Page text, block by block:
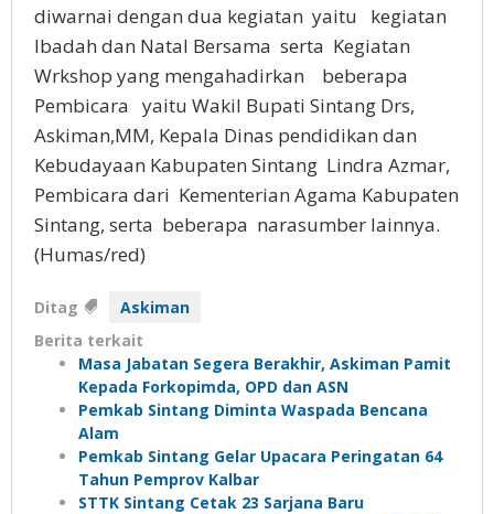
diwarnai dengan dua kegiatan yaitu kegiatan
Ibadah dan Natal Bersama serta Kegiatan
Wrkshop yang mengahadirkan beberapa
Pembicara yaitu Wakil Bupati Sintang Drs,
Askiman,MM, Kepala Dinas pendidikan dan
Kebudayaan Kabupaten Sintang Lindra Azmar,
Pembicara dari Kementerian Agama Kabupaten
Sintang, serta beberapa narasumber lainnya.
(Humas/red)
Ditag
Askiman
Berita terkait
Masa Jabatan Segera Berakhir, Askiman Pamit
Kepada Forkopimda, OPD dan ASN
Pemkab Sintang Diminta Waspada Bencana
Alam
Pemkab Sintang Gelar Upacara Peringatan 64
Tahun Pemprov Kalbar
STTK Sintang Cetak 23 Sarjana Baru